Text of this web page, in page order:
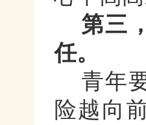
第三
任。
青年
险越向